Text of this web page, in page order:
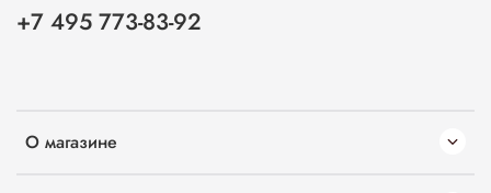
О магазине
+7 495 773-83-92